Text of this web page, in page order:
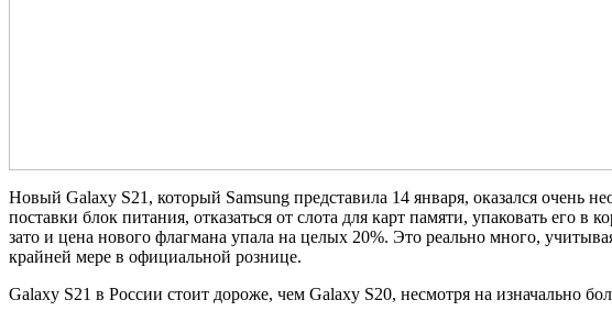
Новый Galaxy S21, который Samsung представила 14 января, оказался очень
поставки блок питания, отказаться от слота для карт памяти, упаковать его
зато и цена нового флагмана упала на целых 20%. Это реально много,
крайней мере в официальной рознице.
Galaxy S21 в России стоит дороже, чем Galaxy S20, несмотря на изначально